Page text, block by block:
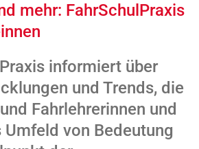
mehr: FahrSchulPraxis
informiert über
und Trends, die
Fahrlehrerinnen und
von Bedeutung